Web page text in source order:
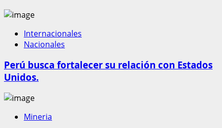
Internacionales
Nacionales
Perú busca fortalecer su relación con Estados
Unidos.
Mineria